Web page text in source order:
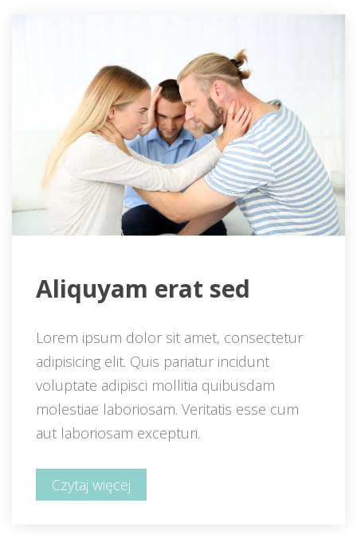
Aliquyam erat sed
Lorem ipsum dolor sit amet, consectetur
adipisicing elit. Quis pariatur incidunt
voluptate adipisci mollitia quibusdam
molestiae laboriosam. Veritatis esse cum
aut laboriosam excepturi.
Czytaj więcej